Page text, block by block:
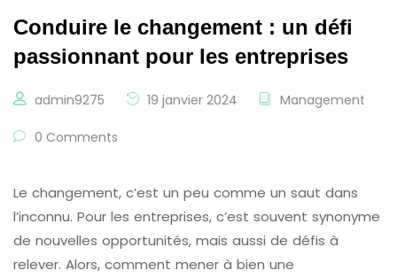
Conduire le changement : un défi
passionnant pour les entreprises
admin9275 19 janvier 2024 Management
0 Comments
Le changement, c’est un peu comme un saut dans
l’inconnu. Pour les entreprises, c’est souvent synonyme
de nouvelles opportunités, mais aussi de défis à
relever. Alors, comment mener à bien une